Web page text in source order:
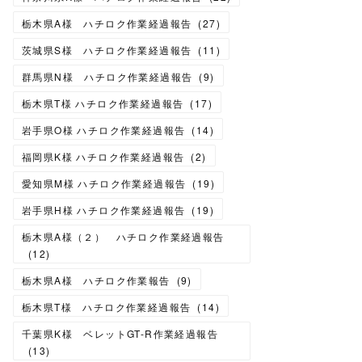
栃木県A様 ハチロク作業経過報告 (27)
茨城県S様 ハチロク作業経過報告 (11 )
群馬県N様 ハチロク作業経過報告 (9)
栃木県T様 ハチロク作業経過報告 (17)
岩手県O様 ハチロク作業経過報告 (14)
福岡県K様 ハチロク作業経過報告 (2)
愛知県M様 ハチロク作業経過報告 (19)
岩手県H様 ハチロク作業経過報告 (19)
栃木県A様（２） ハチロク作業経過報告
(12)
栃木県A様 ハチロク作業報告
(9)
栃木県T様 ハチロク作業経過報告 (14)
千葉県K様 ベレットGT-R作業経過報告
(13)